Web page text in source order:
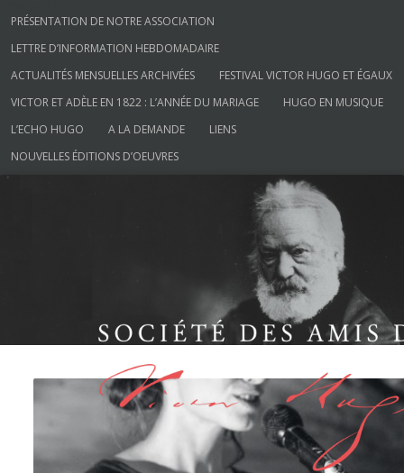
Aller au contenu
PRÉSENTATION DE NOTRE ASSOCIATION
LETTRE D’INFORMATION HEBDOMADAIRE
ACTUALITÉS MENSUELLES ARCHIVÉES
FESTIVAL VICTOR HUGO ET ÉGAUX
VICTOR ET ADÈLE EN 1822 : L’ANNÉE DU MARIAGE
HUGO EN MUSIQUE
L’ECHO HUGO
A LA DEMANDE
LIENS
NOUVELLES ÉDITIONS D’OEUVRES
Société des Amis de Victor Hugo